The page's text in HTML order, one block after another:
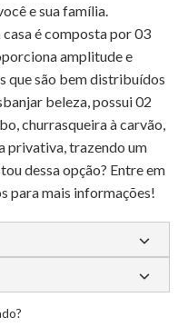
e sua família.
é composta por 03
amplitude e
que são bem distribuídos
beleza, possui 02
churrasqueira à carvão,
privativa, trazendo um
dessa opção? Entre em
para mais informações!